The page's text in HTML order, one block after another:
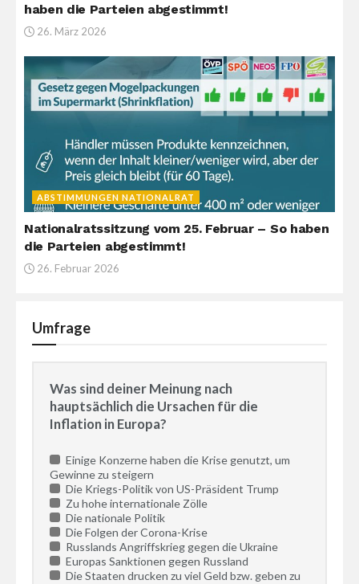
haben die Parteien abgestimmt!
26. März 2026
ABSTIMMUNGEN NATIONALRAT
Nationalratssitzung vom 25. Februar – So haben
die Parteien abgestimmt!
26. Februar 2026
Umfrage
Was sind deiner Meinung nach
hauptsächlich die Ursachen für die
Inflation in Europa?
Einige Konzerne haben die Krise genutzt, um
Gewinne zu steigern
Die Kriegs-Politik von US-Präsident Trump
Zu hohe internationale Zölle
Die nationale Politik
Die Folgen der Corona-Krise
Russlands Angriffskrieg gegen die Ukraine
Europas Sanktionen gegen Russland
Die Staaten drucken zu viel Geld bzw. geben zu